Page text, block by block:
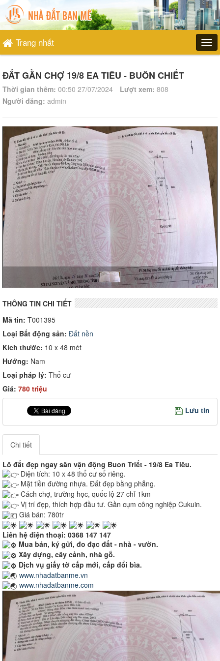
Trang nhất
ĐẤT GẦN CHỢ 19/8 EA TIÊU - BUÔN CHIẾT
Thời gian thêm: 00:50 27/07/2024 Lượt xem: 808
Người đăng: admin
THÔNG TIN CHI TIẾT
Mã tin: T001395
Loại Bất động sản: Đất nền
Kích thước: 10 x 48 mét
Hướng: Nam
Loại pháp lý: Thổ cư
Giá: 780 triệu
Lưu tin
Chi tiết
Lô đất đẹp ngay sân vận động Buon Triết - 19/8 Ea Tiêu.
Diện tích: 10 x 48 thổ cư sổ riêng.
Mặt tiền đường nhựa. Đất đẹp bằng phẳng.
Cách chợ, trường học, quốc lộ 27 chỉ 1km
Vị trí đẹp, thích hợp đầu tư. Gần cụm công nghiệp Cukuin.
Giá bán: 780tr
Liên hệ điện thoại: 0368 147 147
Mua bán, ký gửi, đo đạc đất - nhà - vườn.
Xây dựng, cây cảnh, nhà gỗ.
Dịch vụ giấy tờ cấp mới, cấp đổi bìa.
www.nhadatbanme.vn
www.nhadatbanme.com